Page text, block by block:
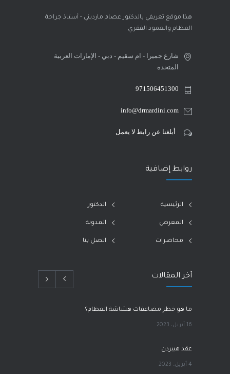
هذا موقع تعريفي بالدكتور عصام مارديني - أستاذ جراحة
العظام والعمود الفقري
شارع جميرا - ام سقيم - دبي - الإمارات العربية
المتحدة
971506451300
info@drmardini.com
أبلغنا عن رابط لا يعمل
روابط إضافية
الرئيسية الدكتور
المعرض المدونة
محاضرات اتصل بنا
آخر المقالات
ما هو خطر مضاعفات هشاشة العظام؟
16 أبريل، 2023
عقد هيبردن
4 أبريل، 2023